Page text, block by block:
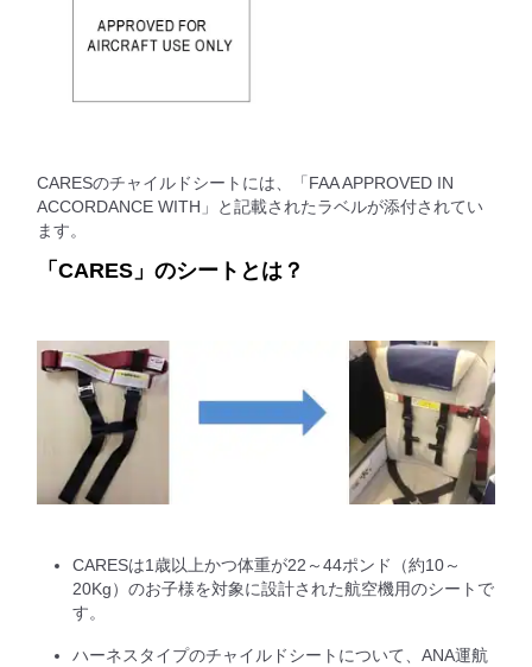
CARESのチャイルドシートには、「FAA APPROVED IN
ACCORDANCE WITH」と記載されたラベルが添付されてい
ます。
「CARES」のシートとは？
CARESは1歳以上かつ体重が22～44ポンド（約10～
20Kg）のお子様を対象に設計された航空機用のシートで
す。
ハーネスタイプのチャイルドシートについて、ANA運航